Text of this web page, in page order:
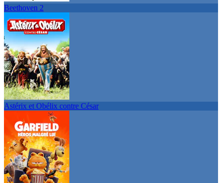
Beethoven 2
Astérix et Obélix contre César